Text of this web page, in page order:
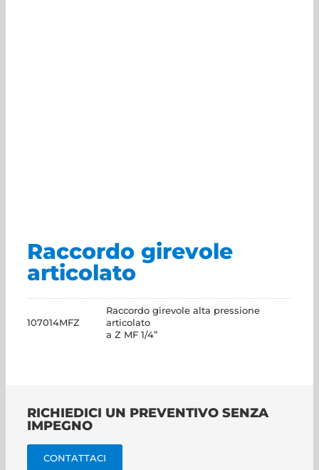
Raccordo girevole
articolato
107014MFZ
Raccordo girevole alta pressione
articolato
a Z MF 1/4”
RICHIEDICI UN PREVENTIVO SENZA
IMPEGNO
CONTATTACI